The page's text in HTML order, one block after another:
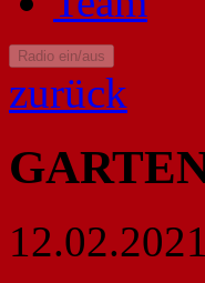
Radio ein/aus
zurück
12.02.2021